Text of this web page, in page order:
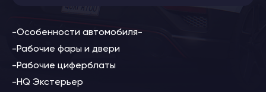
-Особенности автомобиля-
-Рабочие фары и двери
-Рабочие циферблаты
-HQ Экстерьер